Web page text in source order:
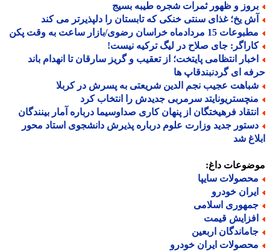
و ظهور ثمرات شجره طیبه بسیج
یخ؛ غذای سنتی خنکی که تابستان را دلپذیرتر می کند
15 مردادماه خراسان رضوی/بازار ساعت به وقت پکن
جای صلاح در لیگ ترکیه نیست!
انتظامی پایتخت؛ از تعقیب و گریز سارقان تا انهدام باند
ای گردنبندقاپ ها
عجیب نجم الدین شریعتی به پسرش در کربلا
سرمربی جدیدش را انتخاب کرد
فرهیختگان از پنهان کاری صداوسیما درباره آمار بینندگان
جدید وزارت علوم درباره پذیرش دانشجوی استاد محور
شد
داغ:
سایپا
خودرو
اسلامی
قیمت
اربعین
ایران خودرو